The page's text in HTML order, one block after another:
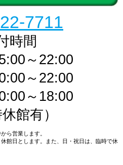
7711
時間
～22:00
～22:00
～18:00
休館有）
ら営業します。
館日とします。また、日・祝日は、臨時で休